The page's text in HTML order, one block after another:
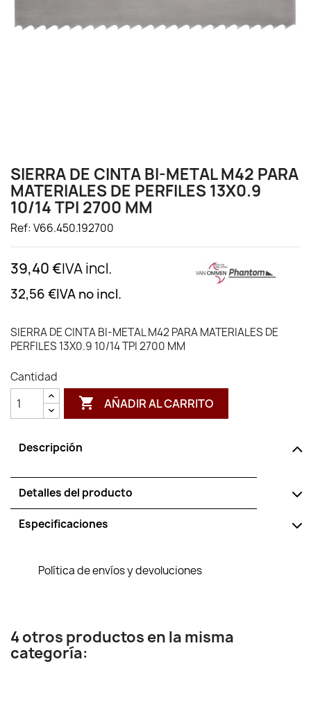
SIERRA DE CINTA BI-METAL M42 PARA
MATERIALES DE PERFILES 13X0.9
10/14 TPI 2700 MM
Ref: V66.450.192700
39,40 €IVA incl.
32,56 €IVA no incl.
SIERRA DE CINTA BI-METAL M42 PARA MATERIALES DE
PERFILES 13X0.9 10/14 TPI 2700 MM
Cantidad
 AÑADIR AL CARRITO
Descripción
Detalles del producto
Especificaciones
Política de envíos y devoluciones
4 otros productos en la misma
categoría: